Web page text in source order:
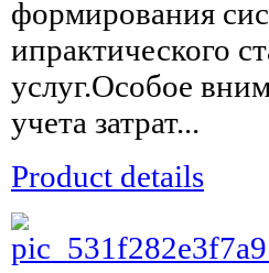
формирования
ипрактического
услуг.Особое
учета затрат...
Product details